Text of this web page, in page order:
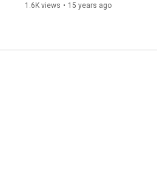
1.6K views • 15 years ago